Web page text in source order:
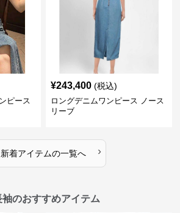
ピース
¥243,400 (税込)
ロングデニムワンピース ノース
リーブ
新着アイテムの一覧へ ›
のおすすめアイテム